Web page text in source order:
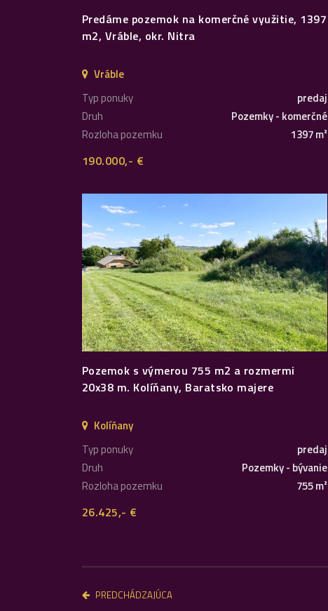
Predáme pozemok na komerčné využitie, 1397
m2, Vráble, okr. Nitra
Vráble
Typ ponuky
predaj
Druh
Pozemky - komerčné
Rozloha pozemku
1397 m²
190.000,- €
Pozemok s výmerou 755 m2 a rozmermi
20x38 m. Kolíňany, Baratsko majere
Kolíňany
Typ ponuky
predaj
Druh
Pozemky - bývanie
Rozloha pozemku
755 m²
26.425,- €
PREDCHÁDZAJÚCA